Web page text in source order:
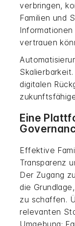
verbringen,
Familien und
vertrauen
digitalen
Eine
Effektive
Transparenz
Der Zugang
die
zu schaffen.
relevanten
Umgebung: